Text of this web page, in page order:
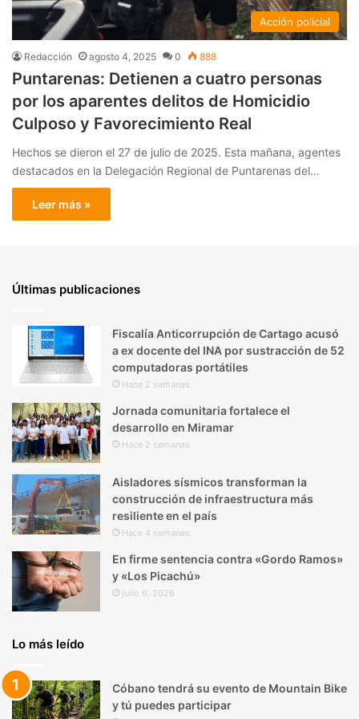
Acción policial
Redacción agosto 4, 2025 0 888
Puntarenas: Detienen a cuatro personas
por los aparentes delitos de Homicidio
Culposo y Favorecimiento Real
Hechos se dieron el 27 de julio de 2025. Esta mañana, agentes
destacados en la Delegación Regional de Puntarenas del…
Leer más »
Últimas publicaciones
Fiscalía Anticorrupción de Cartago acusó
a ex docente del INA por sustracción de 52
computadoras portátiles
Hace 2 semanas
Jornada comunitaria fortalece el
desarrollo en Miramar
Hace 2 semanas
Aisladores sísmicos transforman la
construcción de infraestructura más
resiliente en el país
Hace 4 semanas
En firme sentencia contra «Gordo Ramos»
y «Los Picachú»
julio 6, 2026
Lo más leído
Cóbano tendrá su evento de Mountain Bike
y tú puedes participar